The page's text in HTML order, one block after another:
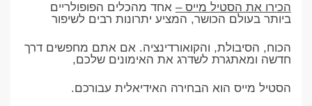
הכירו את הסטיל מייס – אחד מהכלים הפופולריים
ביותר בעולם הכושר, המציע יתרונות רבים לשיפור
הכוח, הסיבולת, והקואורדינציה. אם אתם מחפשים דרך
חדשה ומאתגרת לשדרג את האימונים שלכם,
הסטיל מייס הוא הבחירה האידיאלית עבורכם.